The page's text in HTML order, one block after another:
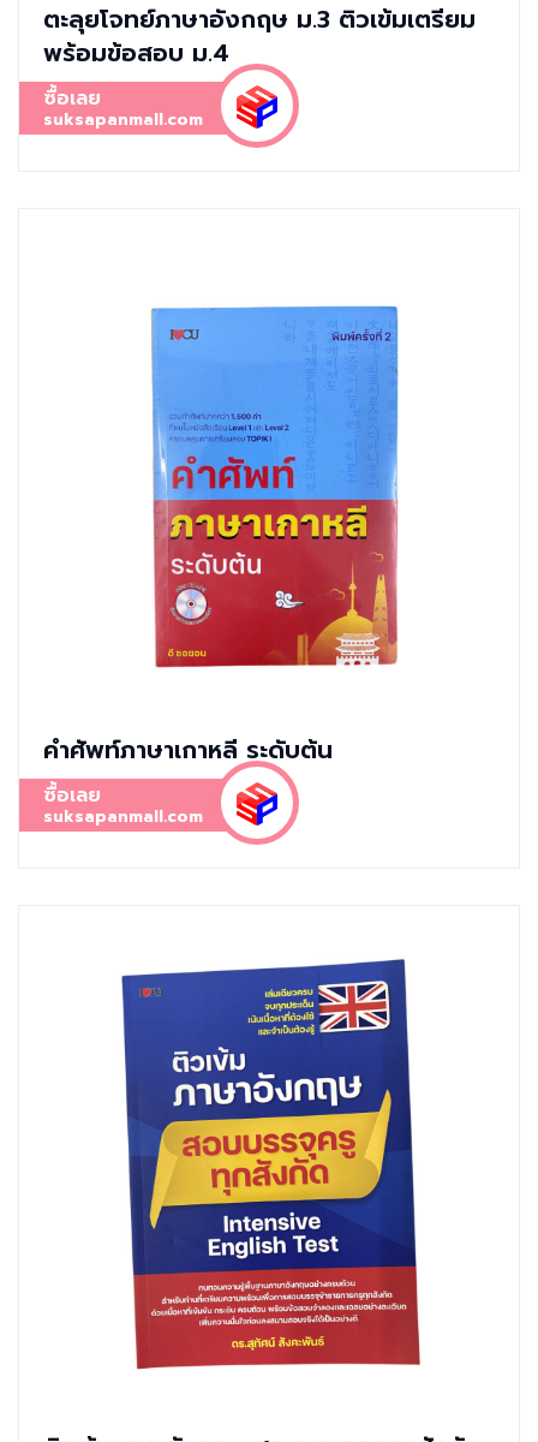
ตะลุยโจทย์ภาษาอังกฤษ ม.3 ติวเข้มเตรียม
พร้อมข้อสอบ ม.4
ซื้อเลย
suksapanmall.com
คำศัพท์ภาษาเกาหลี ระดับต้น
ซื้อเลย
suksapanmall.com